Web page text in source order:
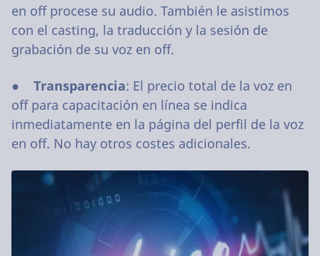
en off procese su audio. También le asistimos
con el casting, la traducción y la sesión de
grabación de su voz en off.
● Transparencia: El precio total de la voz en
off para capacitación en línea se indica
inmediatamente en la página del perfil de la voz
en off. No hay otros costes adicionales.